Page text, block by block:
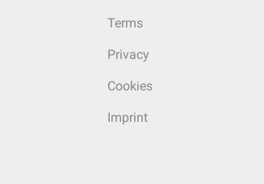
Terms
Privacy
Cookies
Imprint